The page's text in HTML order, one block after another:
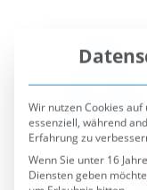
essenziell, während
Erfahrung zu
Wenn Sie unter 16
Diensten geben
um Erlaubnis bitten.